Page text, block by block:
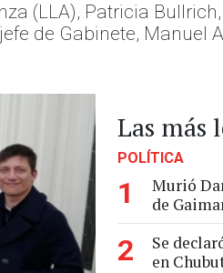
(LLA), Patricia
de Gabinete, Manuel
Las más
POLÍTICA
1
Murió
de
2
Se
en